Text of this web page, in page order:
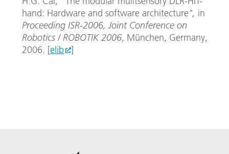
hand: Hardware and software architecture", in
Proceeding ISR-2006, Joint Conference on
Robotics / ROBOTIK 2006, München, Germany,
2006. [elib ]